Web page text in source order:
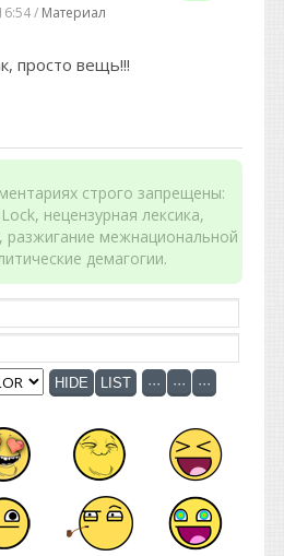
/ Материал
просто вещь!!!
строго запрещены:
нецензурная лексика,
разжигание межнациональной
демагогии.